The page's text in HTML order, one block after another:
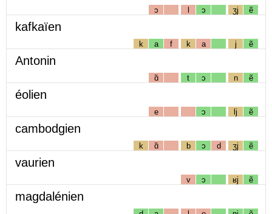
ɔ l ɔ ʒj ẽ
kafkaïen
k a f k a j ẽ
Antonin
ɑ̃ t ɔ n ẽ
éolien
e ɔ lj ẽ
cambodgien
k ɑ̃ b ɔ d ʒj ẽ
vaurien
v ɔ ʁj ẽ
magdalénien